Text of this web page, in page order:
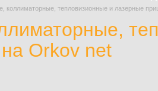
коллиматорные, тепловизионные и лазерные
Orkov net